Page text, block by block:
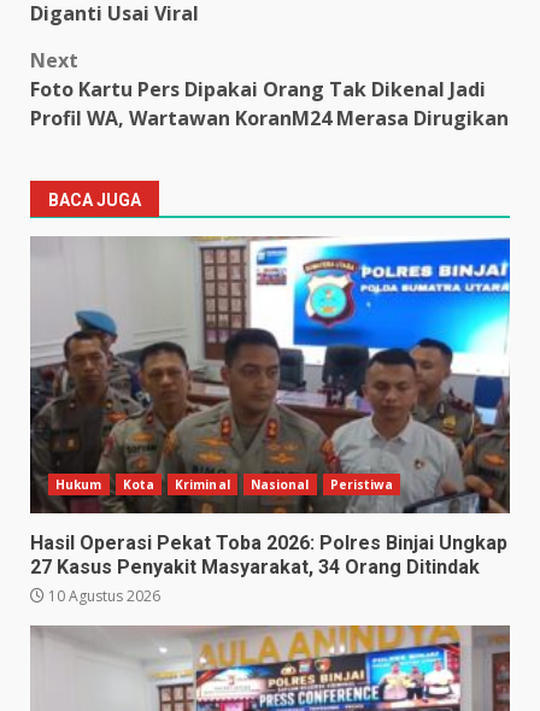
Diganti Usai Viral
Next
Foto Kartu Pers Dipakai Orang Tak Dikenal Jadi
Profil WA, Wartawan KoranM24 Merasa Dirugikan
BACA JUGA
Hukum Kota Kriminal Nasional Peristiwa
Hasil Operasi Pekat Toba 2026: Polres Binjai Ungkap
27 Kasus Penyakit Masyarakat, 34 Orang Ditindak
10 Agustus 2026